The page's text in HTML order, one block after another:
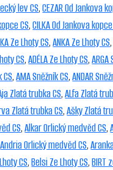
lev CS,CEZAR Od Jankova
CS,CILKA Od Jankova
Ze Lhoty CS,ANKA Ze Lhoty CS
CS,ADÉLA Ze Lhoty CS,
CS,AMA Sněžník CS,ANDAR
Zlatá trubka CS,ALfa Zlatá
Zlatá trubka CS,Ašky Zlatá
CS,Alkar Orlický medvěd CS,
Andria Orlický medvěd CS,
CS,Belsi Ze Lhoty CS,BIRT